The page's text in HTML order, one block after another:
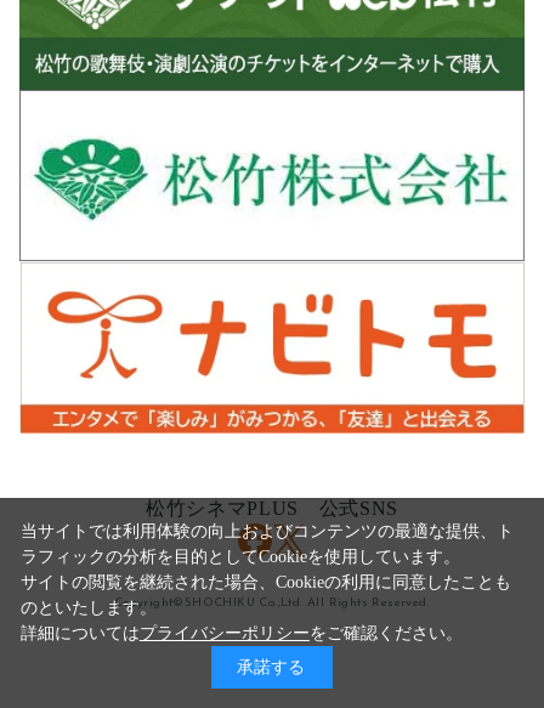
松竹シネマPLUS 公式SNS
Copyright©SHOCHIKU Co.,Ltd. All Rights Reserved.
当サイトでは利用体験の向上およびコンテンツの最適な提供、ト
ラフィックの分析を目的としてCookieを使用しています。
サイトの閲覧を継続された場合、Cookieの利用に同意したことも
のといたします。
詳細についてはプライバシーポリシーをご確認ください。
承諾する